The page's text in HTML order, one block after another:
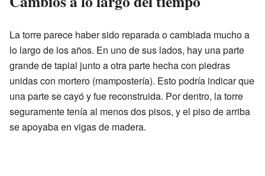
La torre parece haber sido reparada o cambiada mucho a
lo largo de los años. En uno de sus lados, hay una parte
grande de tapial junto a otra parte hecha con piedras
unidas con mortero (mampostería). Esto podría indicar que
una parte se cayó y fue reconstruida. Por dentro, la torre
seguramente tenía al menos dos pisos, y el piso de arriba
se apoyaba en vigas de madera.